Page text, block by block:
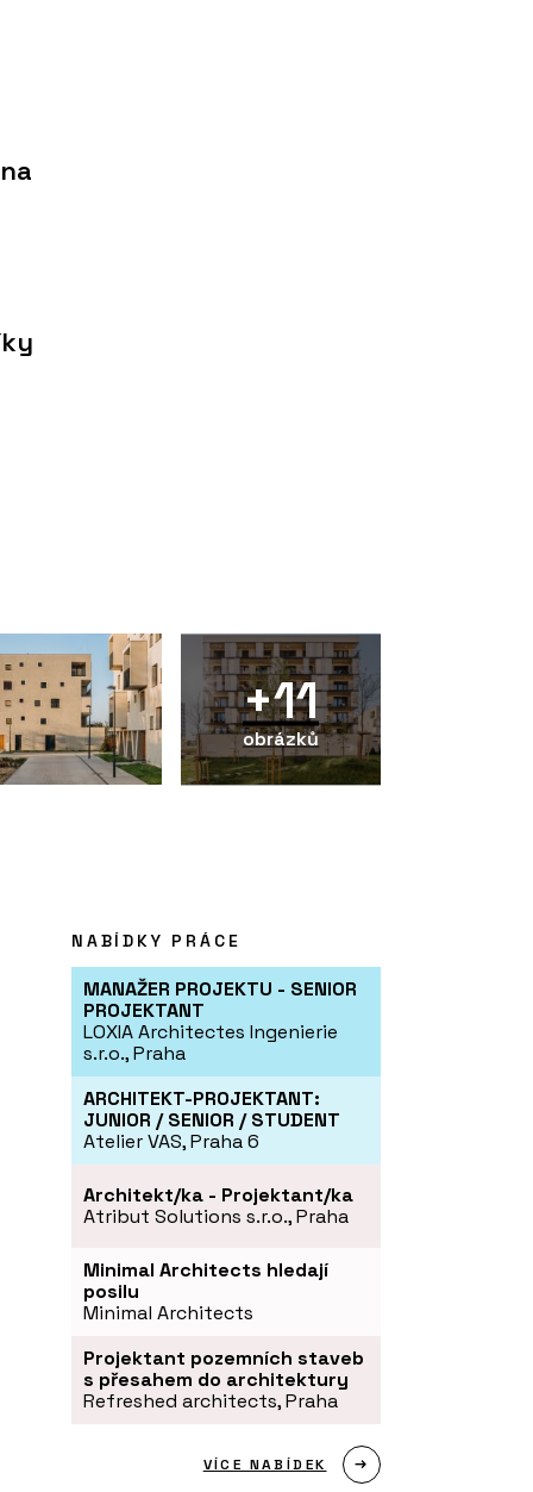
+11
obrázků
NABÍDKY PRÁCE
MANAŽER PROJEKTU - SENIOR
PROJEKTANT
LOXIA Architectes Ingenierie
s.r.o., Praha
ARCHITEKT-PROJEKTANT:
JUNIOR / SENIOR / STUDENT
Atelier VAS, Praha 6
Architekt/ka - Projektant/ka
Atribut Solutions s.r.o., Praha
Minimal Architects hledají
posilu
Minimal Architects
Projektant pozemních staveb
s přesahem do architektury
Refreshed architects, Praha
VÍCE NABÍDEK